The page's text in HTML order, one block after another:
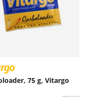
75 g, Vitargo